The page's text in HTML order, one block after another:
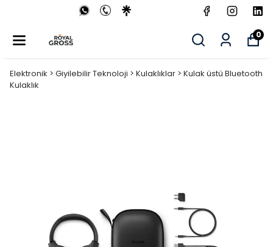
0
Elektronik > Giyilebilir Teknoloji > Kulaklıklar > Kulak üstü Bluetooth
Kulaklık